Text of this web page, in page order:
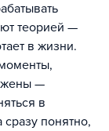
теорией —
в жизни.
—
в
понятно,